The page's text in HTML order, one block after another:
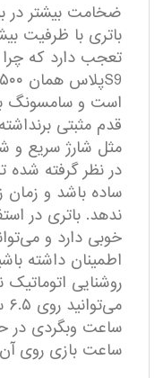
ضخامت بیشتر در
باتری با ظرفیت
تعجب دارد که چرا
است و سامسونگ
قدم مثبتی
در نظر گرفته شده
ساده باشد و زمان
ندهد. باتری در
خوبی دارد و
اطمینان داشته
ساعت بازی روی